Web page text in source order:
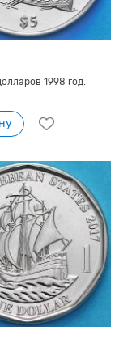
1998 год.